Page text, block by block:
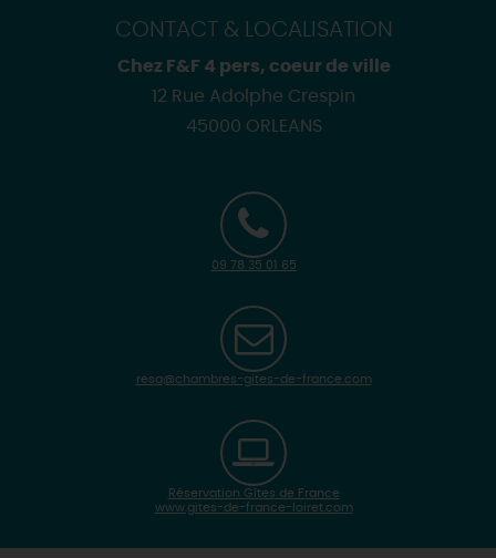
CONTACT & LOCALISATION
Chez F&F 4 pers, coeur de ville
12 Rue Adolphe Crespin
45000 ORLEANS
09 78 35 01 65
resa@chambres-gites-de-france.com
Réservation Gîtes de France
www.gites-de-france-loiret.com